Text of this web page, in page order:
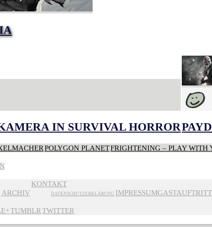
IN SURVIVAL HORROR
POLYGON PLANETFRIGHTENING – PLAY WITH
ARCHIV
KONTAKT
DATENSCHUTZERKLÄRUNG IMPRESSUM
TUMBLRTWITTER